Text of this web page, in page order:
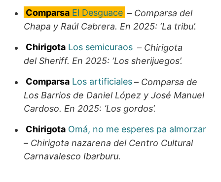
Comparsa El Desguace – Comparsa del
Chapa y Raúl Cabrera. En 2025: ‘La tribu’.
Chirigota Los semicuraos – Chirigota
del Sheriff. En 2025: ‘Los sherijuegos’.
Comparsa Los artificiales– Comparsa de
Los Barrios de Daniel López y José Manuel
Cardoso. En 2025: ‘Los gordos’.
Chirigota Omá, no me esperes pa almorzar
– Chirigota nazarena del Centro Cultural
Carnavalesco Ibarburu.